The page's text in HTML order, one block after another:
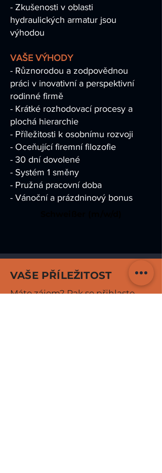
- Zkušenosti v oblasti
hydraulických armatur jsou
výhodou
VAŠE VÝHODY
- Různorodou a zodpovědnou
práci v inovativní a perspektivní
rodinné firmě
- Krátké rozhodovací procesy a
plochá hierarchie
- Příležitosti k osobnímu rozvoji
- Oceňující firemní filozofie
- 30 dní dovolené
- Systém 1 směny
- Pružná pracovní doba
- Vánoční a prázdninový bonus
VAŠE PŘÍLEŽITOST
Máte zájem? Pak se přihlaste